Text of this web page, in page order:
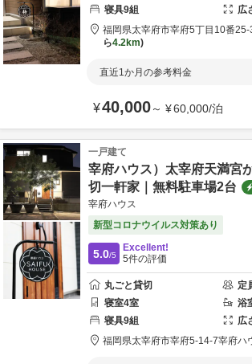
寝具9組 広
福岡県太宰府市宰府5丁目10番25-
ら4.2km
直近1か月の参考料金
¥40,000～ ¥60,000/泊
一戸建て
宰府ハウス）太宰府天満宮
切一軒家｜無料駐車場2台
宰府ハウス
新型コロナウイルス対策あり
5.0/5
Excellent!
5件の評価
丸ごと貸切 定
寝室4室 浴
寝具9組 広
福岡県太宰府市宰府5-14-7宰府ハ